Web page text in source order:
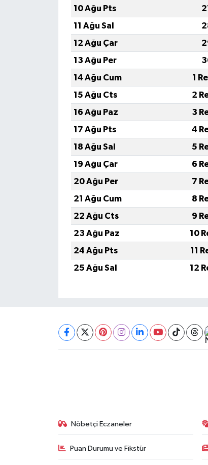
10 Ağu Pts
11 Ağu Sal
12 Ağu Çar
13 Ağu Per
14 Ağu Cum
1
15 Ağu Cts
2
16 Ağu Paz
3
17 Ağu Pts
4
18 Ağu Sal
5
19 Ağu Çar
6
20 Ağu Per
7
21 Ağu Cum
8
22 Ağu Cts
9
23 Ağu Paz
10
24 Ağu Pts
11
25 Ağu Sal
12
Nöbetçi Eczaneler
Puan Durumu ve Fikstür
HEDEF2020
BÖLGEDEN
BİLİM TEKNOLOJİ
BİLİM VE TEKNOLOJİ
HABERDE İNSAN